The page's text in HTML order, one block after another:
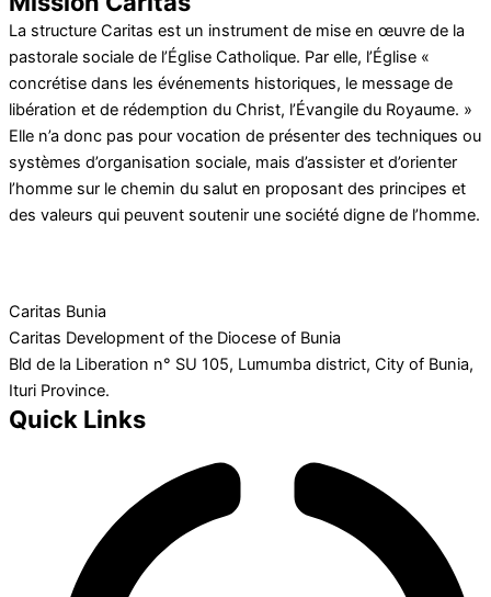
La structure Caritas est un instrument de mise en œuvre de la
pastorale sociale de l’Église Catholique. Par elle, l’Église «
concrétise dans les événements historiques, le message de
libération et de rédemption du Christ, l’Évangile du Royaume. »
Elle n’a donc pas pour vocation de présenter des techniques ou
systèmes d’organisation sociale, mais d’assister et d’orienter
l’homme sur le chemin du salut en proposant des principes et
des valeurs qui peuvent soutenir une société digne de l’homme.
Caritas Bunia
Caritas Development of the Diocese of Bunia
Bld de la Liberation n° SU 105, Lumumba district, City of Bunia,
Ituri Province.
Quick Links